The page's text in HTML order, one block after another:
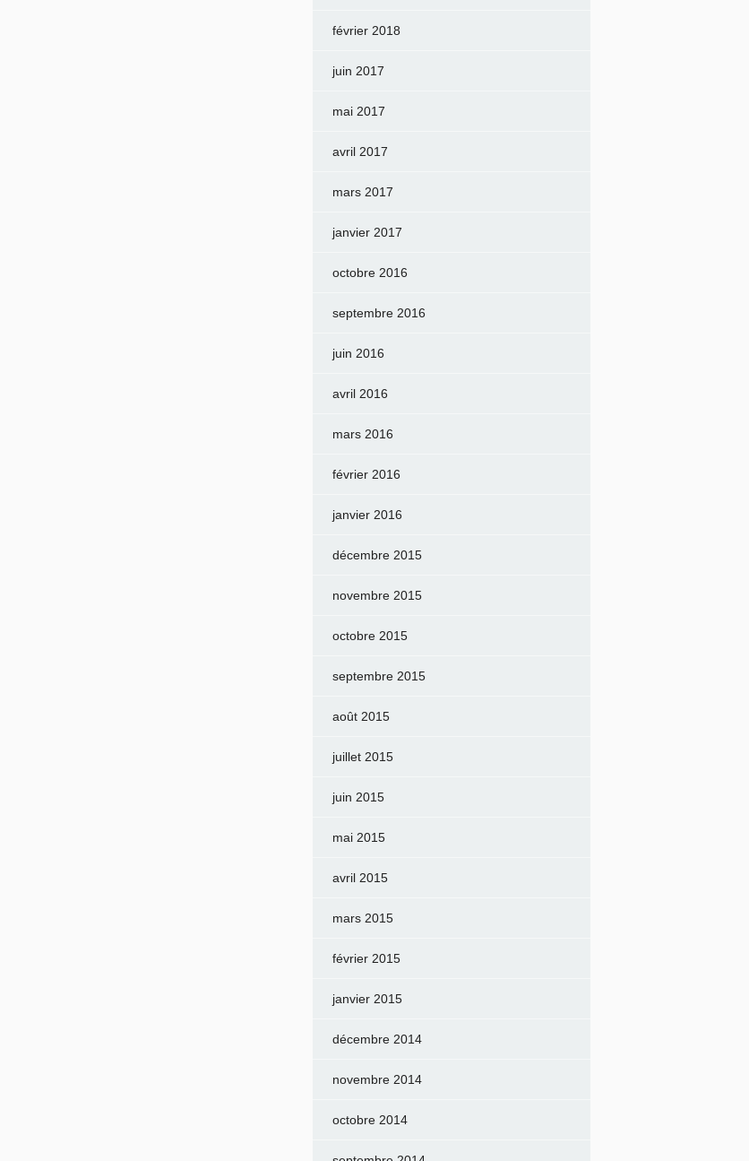
février 2018
juin 2017
mai 2017
avril 2017
mars 2017
janvier 2017
octobre 2016
septembre 2016
juin 2016
avril 2016
mars 2016
février 2016
janvier 2016
décembre 2015
novembre 2015
octobre 2015
septembre 2015
août 2015
juillet 2015
juin 2015
mai 2015
avril 2015
mars 2015
février 2015
janvier 2015
décembre 2014
novembre 2014
octobre 2014